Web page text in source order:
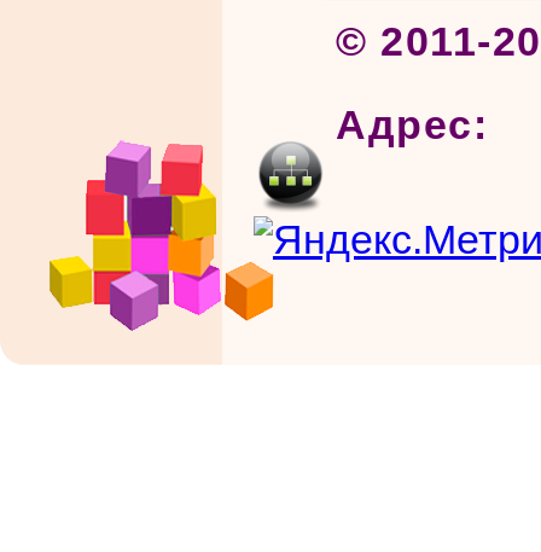
© 2011-
Адрес: